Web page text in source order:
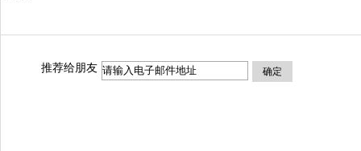
推荐给朋友 确定